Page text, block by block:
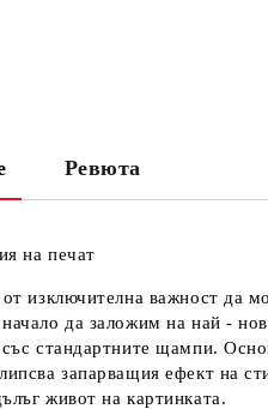
Ревюта
на печат
изключителна важност да
да заложим на най -
със стандартните щампи.
запарващия ефект на
живот на картинката.